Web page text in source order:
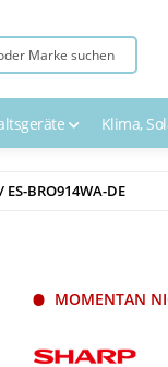
Klima,
ES-BRO914WA-DE
MOMENTAN